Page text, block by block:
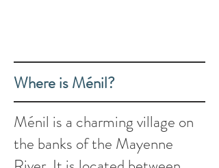
Where is Ménil?
Ménil is a charming village on
the banks of the Mayenne